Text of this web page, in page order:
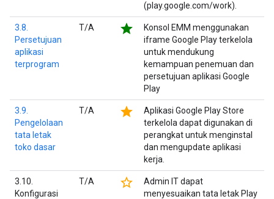
(play.google.com/work).
3.8.
Persetujuan
aplikasi
terprogram
T/A star
Konsol EMM menggunakan
iframe Google Play terkelola
untuk mendukung
kemampuan penemuan dan
persetujuan aplikasi Google
Play
3.9.
Pengelolaan
tata letak
toko dasar
T/A star
Aplikasi Google Play Store
terkelola dapat digunakan di
perangkat untuk menginstal
dan mengupdate aplikasi
kerja.
3.10.
Konfigurasi
T/A star_border
Admin IT dapat
menyesuaikan tata letak Play